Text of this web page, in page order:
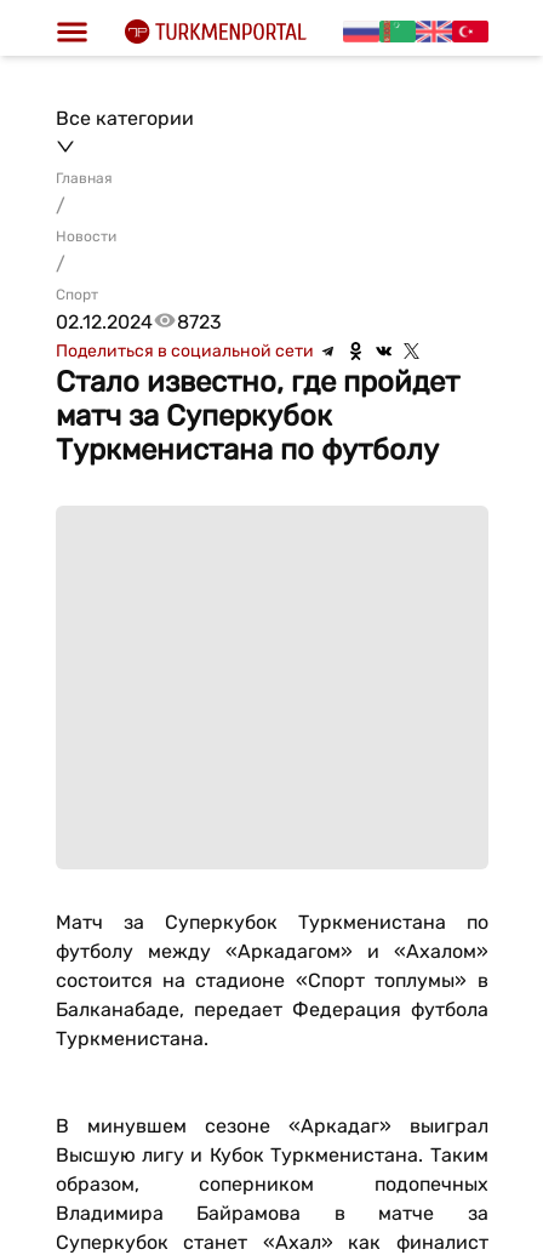
Все категории
Главная
/
Новости
/
Спорт
02.12.2024 8723
Поделиться в социальной сети
Стало известно, где пройдет
матч за Суперкубок
Туркменистана по футболу
Матч за Суперкубок Туркменистана по
футболу между «Аркадагом» и «Ахалом»
состоится на стадионе «Спорт топлумы» в
Балканабаде, передает Федерация футбола
Туркменистана.
В минувшем сезоне «Аркадаг» выиграл
Высшую лигу и Кубок Туркменистана. Таким
образом, соперником подопечных
Владимира Байрамова в матче за
Суперкубок станет «Ахал» как финалист